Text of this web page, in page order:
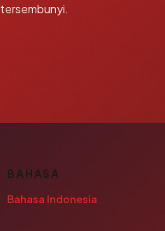
BAHASA
Bahasa Indonesia